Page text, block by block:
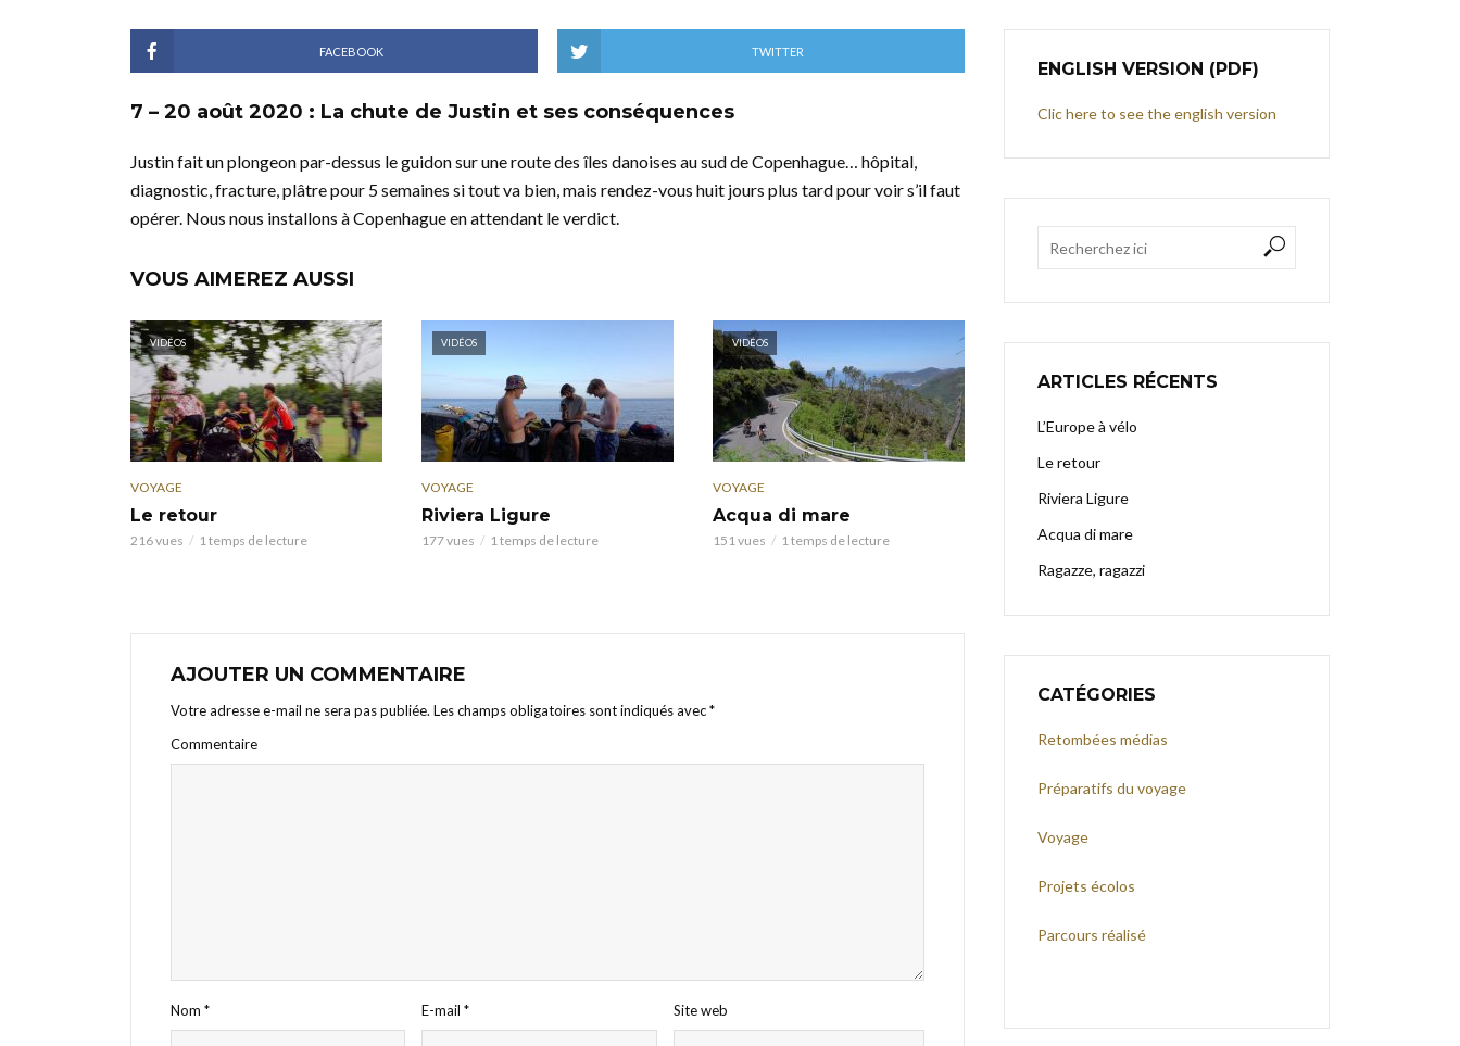
FACEBOOK TWITTER
7 – 20 août 2020 : La chute de Justin et ses conséquences
Justin fait un plongeon par-dessus le guidon sur une route des îles danoises au sud de Copenhague… hôpital,
diagnostic, fracture, plâtre pour 5 semaines si tout va bien, mais rendez-vous huit jours plus tard pour voir s’il faut
opérer. Nous nous installons à Copenhague en attendant le verdict.
VOUS AIMEREZ AUSSI
VIDÉOS
VOYAGE
Le retour
216 vues 1 temps de lecture
VIDÉOS
VOYAGE
Riviera Ligure
177 vues 1 temps de lecture
VIDÉOS
VOYAGE
Acqua di mare
151 vues 1 temps de lecture
AJOUTER UN COMMENTAIRE
Votre adresse e-mail ne sera pas publiée. Les champs obligatoires sont indiqués avec*
Commentaire
Nom * E-mail* Site web
ENGLISH VERSION (PDF)
Clic here to see the english version
ARTICLES RÉCENTS
L’Europe à vélo
Le retour
Riviera Ligure
Acqua di mare
Ragazze, ragazzi
CATÉGORIES
Retombées médias
Préparatifs du voyage
Voyage
Projets écolos
Parcours réalisé